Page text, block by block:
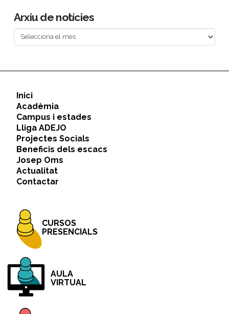
Arxiu de notícies
Arxiu
de
Inici
Acadèmia
Campus i estades
Lliga ADEJO
Projectes Socials
Beneficis dels escacs
Josep Oms
Actualitat
Contactar
CURSOS
PRESENCIALS
AULA
VIRTUAL